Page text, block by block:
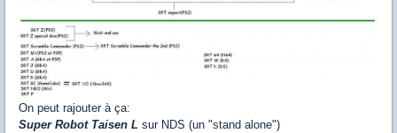
On peut rajouter à ça:
Super Robot Taisen L sur NDS (un "stand alone")